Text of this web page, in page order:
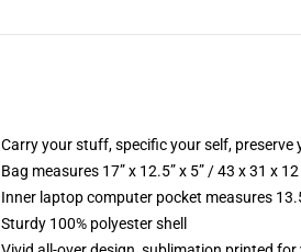
Carry your stuff, specific your self, preserve
Bag measures 17” x 12.5” x 5” / 43 x 31 x
Inner laptop computer pocket measures
Sturdy 100% polyester shell